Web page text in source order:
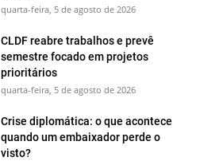
quarta-feira, 5 de agosto de 2026
CLDF reabre trabalhos e prevê
semestre focado em projetos
prioritários
quarta-feira, 5 de agosto de 2026
Crise diplomática: o que acontece
quando um embaixador perde o
visto?